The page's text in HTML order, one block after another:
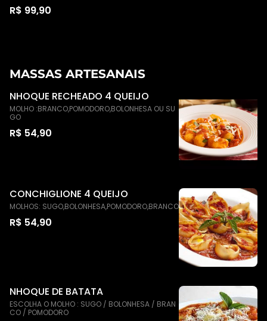
R$ 99,90
MASSAS ARTESANAIS
NHOQUE RECHEADO 4 QUEIJO
MOLHO :BRANCO,POMODORO,BOLONHESA OU SU
GO
R$ 54,90
CONCHIGLIONE 4 QUEIJO
MOLHOS: SUGO,BOLONHESA,POMODORO,BRANCO
R$ 54,90
NHOQUE DE BATATA
ESCOLHA O MOLHO : SUGO / BOLONHESA / BRAN
CO / POMODORO